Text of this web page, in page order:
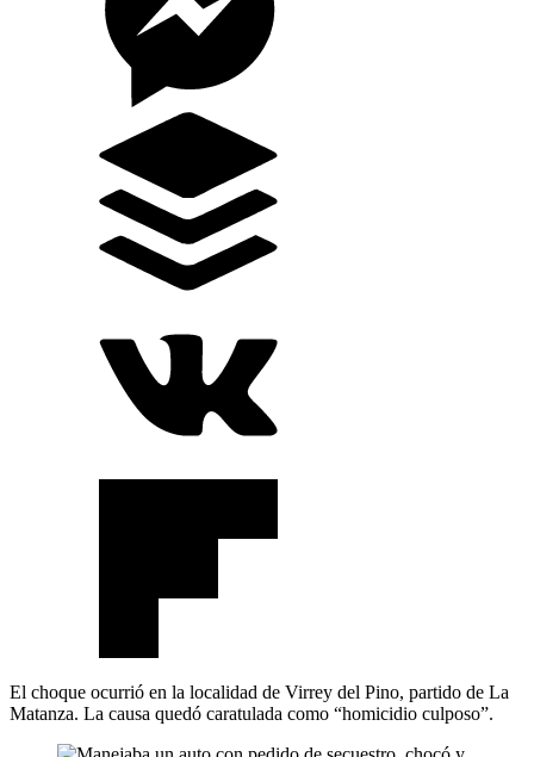
El choque ocurrió en la localidad de Virrey del Pino, partido de La
Matanza. La causa quedó caratulada como “homicidio culposo”.